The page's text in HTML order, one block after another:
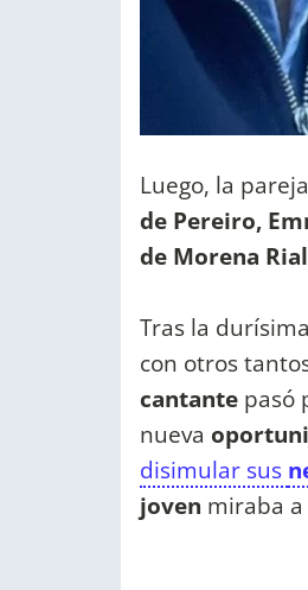
Luego, la
de Pereiro,
de Morena
Tras la durísima
con otros
cantante pasó
nueva
disimular sus
joven miraba